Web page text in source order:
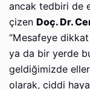
ancak tedbiri de
çizen Doç. Dr.
“Mesafeye
ya da bir yerde
geldiğimizde
olarak, ciddi